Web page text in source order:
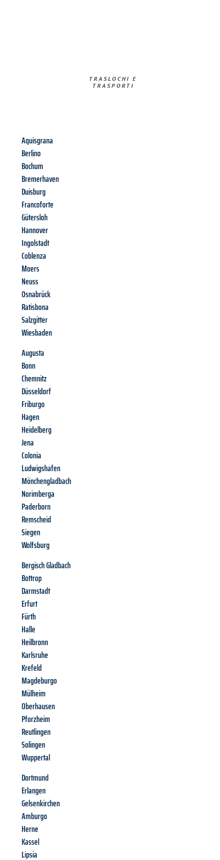
TRASLOCHI E
TRASPORTI​
Aquisgrana
Berlino
Bochum
Bremerhaven
Duisburg
Francoforte
Gütersloh
Hannover
Ingolstadt
Coblenza
Moers
Neuss
Osnabrück
Ratisbona
Salzgitter
Wiesbaden
Augusta
Bonn
Chemnitz
Düsseldorf
Friburgo
Hagen
Heidelberg
Jena
Colonia
Ludwigshafen
Mönchengladbach
Norimberga
Paderborn
Remscheid
Siegen
Wolfsburg
Bergisch Gladbach
Bottrop
Darmstadt
Erfurt
Fürth
Halle
Heilbronn
Karlsruhe
Krefeld
Magdeburgo
Mülheim
Oberhausen
Pforzheim
Reutlingen
Solingen
Wuppertal
Dortmund
Erlangen
Gelsenkirchen
Amburgo
Herne
Kassel
Lipsia